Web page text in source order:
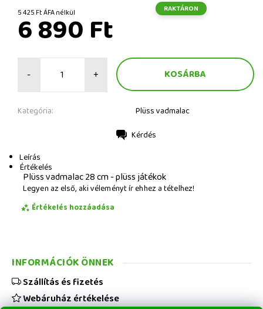
5 425 Ft ÁFA nélkül RAKTÁRON
6 890 Ft
- +
Kategória: Plüss vadmalac
Kérdés
Leírás
Értékelés
Plüss vadmalac 28 cm - plüss játékok
Legyen az első, aki véleményt ír ehhez a tételhez!
Értékelés hozzáadása
INFORMÁCIÓK ÖNNEK
Szállítás és fizetés
Webáruház értékelése